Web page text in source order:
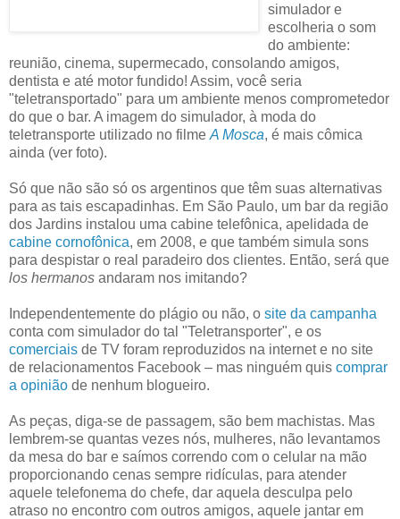
simulador e
escolheria o som
do ambiente:
reunião, cinema, supermecado, consolando amigos,
dentista e até motor fundido! Assim, você seria
"teletransportado" para um ambiente menos comprometedor
do que o bar. A imagem do simulador, à moda do
teletransporte utilizado no filme A Mosca, é mais cômica
ainda (ver foto).
Só que não são só os argentinos que têm suas alternativas
para as tais escapadinhas. Em São Paulo, um bar da região
dos Jardins instalou uma cabine telefônica, apelidada de
cabine cornofônica, em 2008, e que também simula sons
para despistar o real paradeiro dos clientes. Então, será que
los hermanos andaram nos imitando?
Independentemente do plágio ou não, o site da campanha
conta com simulador do tal "Teletransporter", e os
comerciais de TV foram reproduzidos na internet e no site
de relacionamentos Facebook – mas ninguém quis comprar
a opinião de nenhum blogueiro.
As peças, diga-se de passagem, são bem machistas. Mas
lembrem-se quantas vezes nós, mulheres, não levantamos
da mesa do bar e saímos correndo com o celular na mão
proporcionando cenas sempre ridículas, para atender
aquele telefonema do chefe, dar aquela desculpa pelo
atraso no encontro com outros amigos, aquele jantar em